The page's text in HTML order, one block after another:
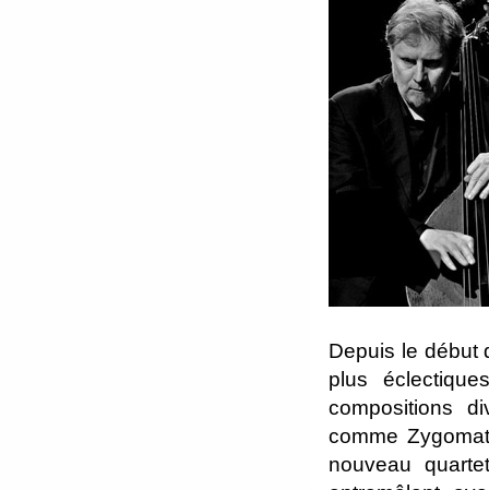
Depuis le début
plus
compositions
comme
nouveau